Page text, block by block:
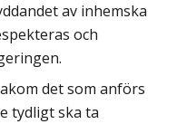
av inhemska
och
det som anförs
tydligt ska ta